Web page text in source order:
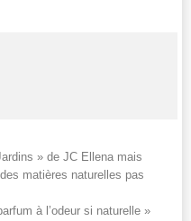
» de JC Ellena mais
matières naturelles pas
à l’odeur si naturelle »